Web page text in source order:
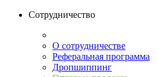
Сотрудничество
О сотрудничестве
Реферальная программа
Дропшиппинг